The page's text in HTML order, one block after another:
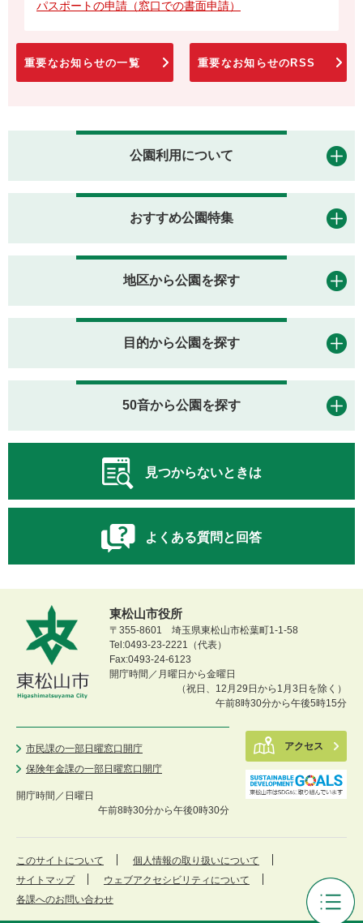
ひ
パスポートの申請（窓口での書面申請）
重要なお知らせの一覧 重要なお知らせのRSS
公園利用について
おすすめ公園特集
地区から公園を探す
目的から公園を探す
50音から公園を探す
見つからないときは
よくある質問と回答
東松山市役所
〒355-8601 埼玉県東松山市松葉町1-1-58
Tel:0493-23-2221（代表）
Fax:0493-24-6123
開庁時間／月曜日から金曜日
（祝日、12月29日から1月3日を除く）
午前8時30分から午後5時15分
市民課の一部日曜窓口開庁
保険年金課の一部日曜窓口開庁
開庁時間／ 日曜日
午前8時30分から午後0時30分
アクセス
このサイトについて
個人情報の取り扱いについて
サイトマップ
ウェブアクセシビリティについて
各課へのお問い合わせ